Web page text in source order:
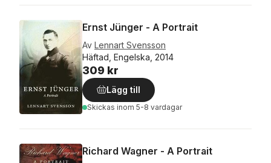
Ernst Jünger - A Portrait
Av Lennart Svensson
Häftad, Engelska, 2014
309 kr
Lägg till
Skickas inom 5-8 vardagar
Richard Wagner - A Portrait